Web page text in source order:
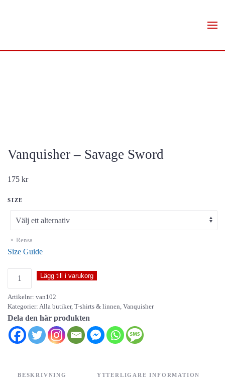
Vanquisher – Savage Sword
175 kr
SIZE
Rensa
Size Guide
Vanquisher
-
Savage
Sword
mängd
Lägg till i varukorg
Artikelnr: van102
Kategorier: Alla butiker, T-shirts & linnen, Vanquisher
Dela den här produkten
BESKRIVNING YTTERLIGARE INFORMATION